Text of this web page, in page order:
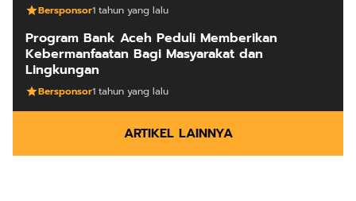
Bersponsor1 tahun yang lalu
Program Bank Aceh Peduli Memberikan
Kebermanfaatan Bagi Masyarakat dan
Lingkungan
Bersponsor1 tahun yang lalu
ARTIKEL LAINNYA